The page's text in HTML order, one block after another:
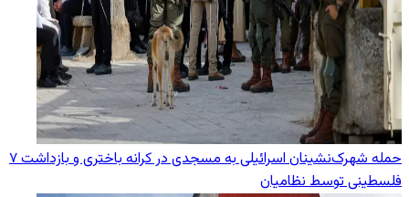
حمله شهرک‌نشینان اسرائیلی به مسجدی در کرانه باختری و بازداشت ۷
فلسطینی توسط نظامیان